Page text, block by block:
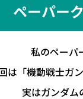
ペーパー
私のペーパ
は「機動戦士ガ
実はガンダム